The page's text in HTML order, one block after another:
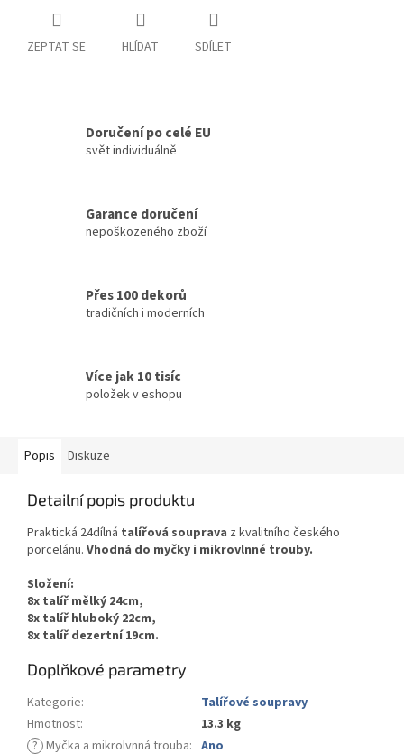
ZEPTAT SE HLÍDAT SDÍLET
Doručení po celé EU
svět individuálně
Garance doručení
nepoškozeného zboží
Přes 100 dekorů
tradičních i moderních
Více jak 10 tisíc
položek v eshopu
Popis Diskuze
Detailní popis produktu
Praktická 24dílná talířová souprava z kvalitního českého
porcelánu. Vhodná do myčky i mikrovlnné trouby.
Složení:
8x talíř mělký 24cm,
8x talíř hluboký 22cm,
8x talíř dezertní 19cm.
Doplňkové parametry
Kategorie:
Talířové soupravy
Hmotnost:
13.3 kg
? Myčka a mikrolvnná trouba: Ano